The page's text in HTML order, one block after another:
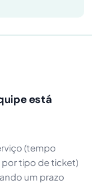
está
(tempo
tipo de ticket)
um prazo